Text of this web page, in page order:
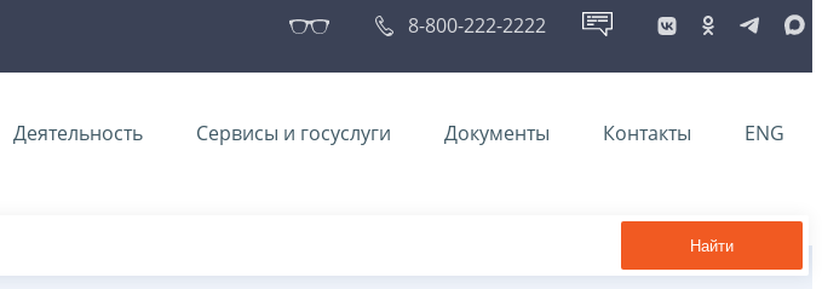
8-800-222-2222
Деятельность Сервисы и госуслуги Документы Контакты ENG
Найти